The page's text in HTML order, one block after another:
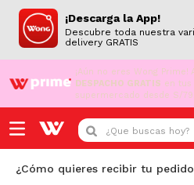
¡Descarga la App!
Descubre toda nuestra
delivery GRATIS
¡Aún no eres Wong Prime!
DESPACHO GRATIS en
supermercado desde S/
¿Que buscas hoy?
¿Cómo quieres recibir tu